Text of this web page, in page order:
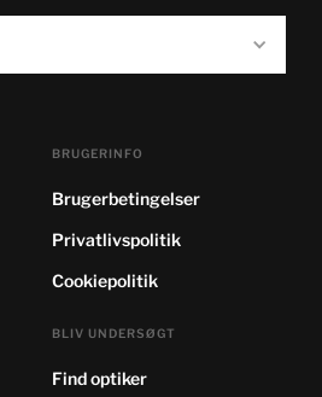
BRUGERINFO
Brugerbetingelser
Privatlivspolitik
Cookiepolitik
BLIV UNDERSØGT
Find optiker